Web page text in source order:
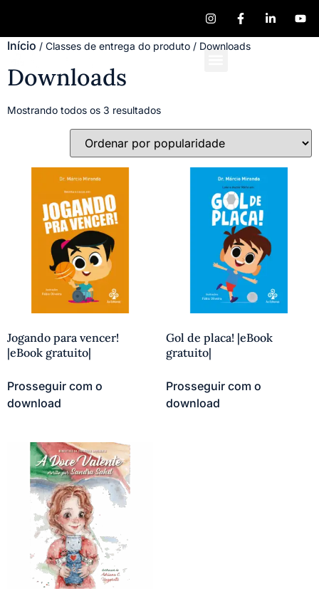
Início / Classes de entrega do produto / Downloads
Downloads
Mostrando todos os 3 resultados
Jogando para vencer!
|eBook gratuito|
Prosseguir com o
download
Gol de placa! |eBook
gratuito|
Prosseguir com o
download